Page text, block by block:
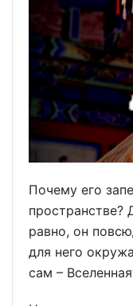
Почему его
пространстве?
равно, он
для него
сам –